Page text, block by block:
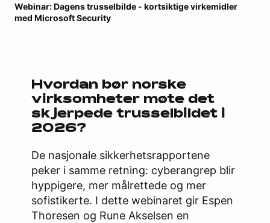
Webinar: Dagens trusselbilde - kortsiktige virkemidler
med Microsoft Security
Hvordan bør norske
virksomheter møte det
skjerpede trusselbildet i
2026?
De nasjonale sikkerhetsrapportene
peker i samme retning: cyberangrep blir
hyppigere, mer målrettede og mer
sofistikerte. I dette webinaret gir Espen
Thoresen og Rune Akselsen en